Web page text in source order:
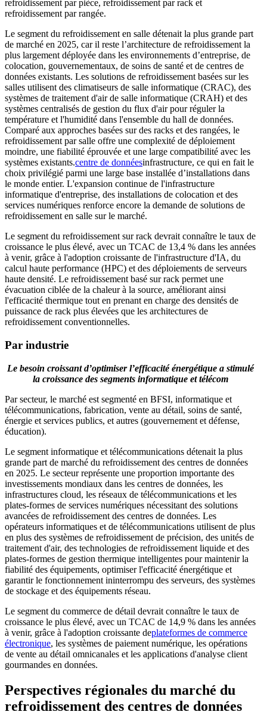
refroidissement par pièce, refroidissement par rack et
refroidissement par rangée.
Le segment du refroidissement en salle détenait la plus grande part
de marché en 2025, car il reste l’architecture de refroidissement la
plus largement déployée dans les environnements d’entreprise, de
colocation, gouvernementaux, de soins de santé et de centres de
données existants. Les solutions de refroidissement basées sur les
salles utilisent des climatiseurs de salle informatique (CRAC), des
systèmes de traitement d'air de salle informatique (CRAH) et des
systèmes centralisés de gestion du flux d'air pour réguler la
température et l'humidité dans l'ensemble du hall de données.
Comparé aux approches basées sur des racks et des rangées, le
refroidissement par salle offre une complexité de déploiement
moindre, une fiabilité éprouvée et une large compatibilité avec les
systèmes existants.centre de donnéesinfrastructure, ce qui en fait le
choix privilégié parmi une large base installée d’installations dans
le monde entier. L'expansion continue de l'infrastructure
informatique d'entreprise, des installations de colocation et des
services numériques renforce encore la demande de solutions de
refroidissement en salle sur le marché.
Le segment du refroidissement sur rack devrait connaître le taux de
croissance le plus élevé, avec un TCAC de 13,4 % dans les années
à venir, grâce à l'adoption croissante de l'infrastructure d'IA, du
calcul haute performance (HPC) et des déploiements de serveurs
haute densité. Le refroidissement basé sur rack permet une
évacuation ciblée de la chaleur à la source, améliorant ainsi
l'efficacité thermique tout en prenant en charge des densités de
puissance de rack plus élevées que les architectures de
refroidissement conventionnelles.
Par industrie
Le besoin croissant d’optimiser l’efficacité énergétique a stimulé
la croissance des segments informatique et télécom
Par secteur, le marché est segmenté en BFSI, informatique et
télécommunications, fabrication, vente au détail, soins de santé,
énergie et services publics, et autres (gouvernement et défense,
éducation).
Le segment informatique et télécommunications détenait la plus
grande part de marché du refroidissement des centres de données
en 2025. Le secteur représente une proportion importante des
investissements mondiaux dans les centres de données, les
infrastructures cloud, les réseaux de télécommunications et les
plates-formes de services numériques nécessitant des solutions
avancées de refroidissement des centres de données. Les
opérateurs informatiques et de télécommunications utilisent de plus
en plus des systèmes de refroidissement de précision, des unités de
traitement d'air, des technologies de refroidissement liquide et des
plates-formes de gestion thermique intelligentes pour maintenir la
fiabilité des équipements, optimiser l'efficacité énergétique et
garantir le fonctionnement ininterrompu des serveurs, des systèmes
de stockage et des équipements réseau.
Le segment du commerce de détail devrait connaître le taux de
croissance le plus élevé, avec un TCAC de 14,9 % dans les années
à venir, grâce à l'adoption croissante deplateformes de commerce
électronique, les systèmes de paiement numérique, les opérations
de vente au détail omnicanales et les applications d'analyse client
gourmandes en données.
Perspectives régionales du marché du
refroidissement des centres de données